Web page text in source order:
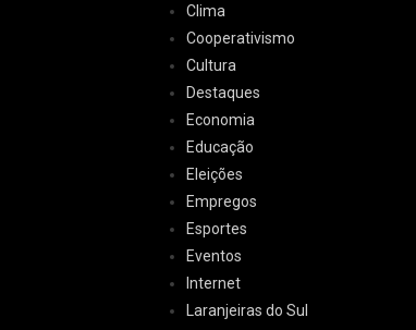
Clima
Cooperativismo
Cultura
Destaques
Economia
Educação
Eleições
Empregos
Esportes
Eventos
Internet
Laranjeiras do Sul